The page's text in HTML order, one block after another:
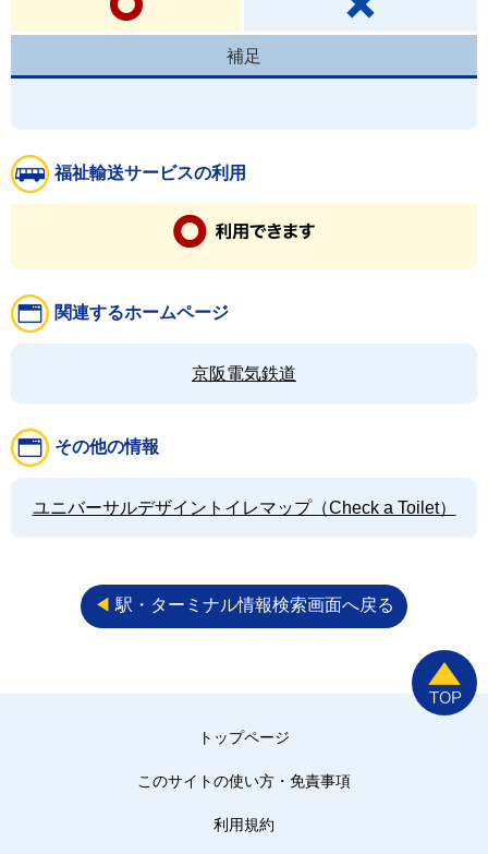
補足
福祉輸送サービスの利用
関連するホームページ
京阪電気鉄道
その他の情報
ユニバーサルデザイントイレマップ（Check a Toilet）
◀︎ 駅・ターミナル情報検索画面へ戻る
トップページ
このサイトの使い方・免責事項
利用規約